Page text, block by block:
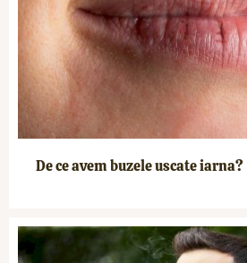
De ce avem buzele uscate iarna?